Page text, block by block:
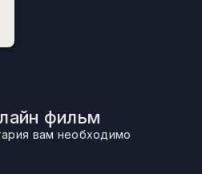
фильм
вам необходимо